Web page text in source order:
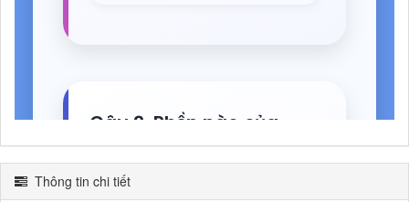
Thông tin chi tiết